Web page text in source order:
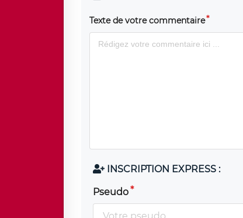
Texte de votre commentaire
INSCRIPTION EXPRESS :
Pseudo